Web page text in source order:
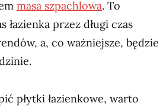
masa szpachlowa. To
przez długi czas
a, co ważniejsze, będzie
płytki łazienkowe, warto